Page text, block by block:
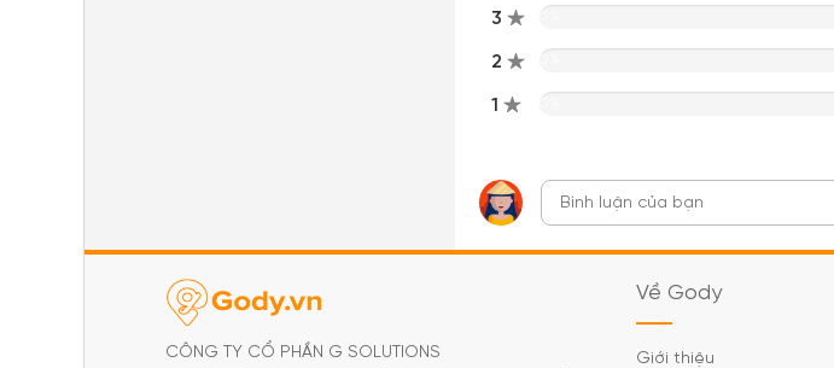
3
2
1
CÔNG TY CỔ PHẦN G SOLUTIONS
Về Gody
Giới thiệu